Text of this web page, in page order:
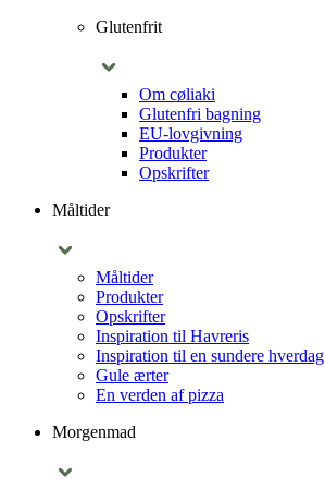
Glutenfrit
Om cøliaki
Glutenfri bagning
EU-lovgivning
Produkter
Opskrifter
Måltider
Måltider
Produkter
Opskrifter
Inspiration til Havreris
Inspiration til en sundere hverdag
Gule ærter
En verden af pizza
Morgenmad